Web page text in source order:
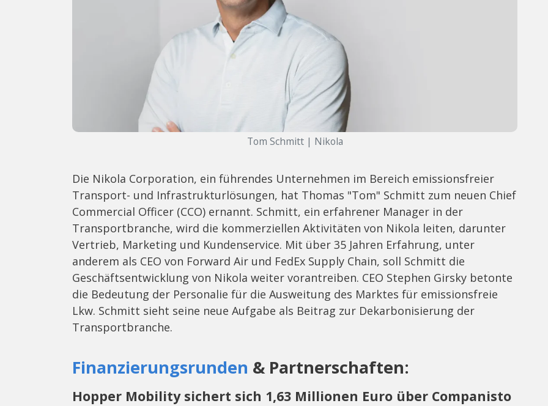
Tom Schmitt | Nikola
Die Nikola Corporation, ein führendes Unternehmen im Bereich emissionsfreier
Transport- und Infrastrukturlösungen, hat Thomas "Tom" Schmitt zum neuen Chief
Commercial Officer (CCO) ernannt. Schmitt, ein erfahrener Manager in der
Transportbranche, wird die kommerziellen Aktivitäten von Nikola leiten, darunter
Vertrieb, Marketing und Kundenservice. Mit über 35 Jahren Erfahrung, unter
anderem als CEO von Forward Air und FedEx Supply Chain, soll Schmitt die
Geschäftsentwicklung von Nikola weiter vorantreiben. CEO Stephen Girsky betonte
die Bedeutung der Personalie für die Ausweitung des Marktes für emissionsfreie
Lkw. Schmitt sieht seine neue Aufgabe als Beitrag zur Dekarbonisierung der
Transportbranche.
Finanzierungsrunden & Partnerschaften:
Hopper Mobility sichert sich 1,63 Millionen Euro über Companisto